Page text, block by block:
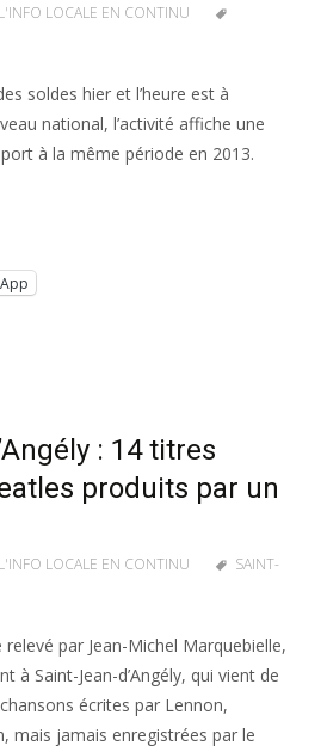
L'INFO LOCALE EN CONTINU
soldes hier et l’heure est à
national, l’activité affiche une
à la même période en 2013.
: 14 titres
produits par un
L'INFO LOCALE EN CONTINU
SAINT-
relevé par Jean-Michel Marquebielle,
à Saint-Jean-d’Angély, qui vient de
écrites par Lennon,
mais jamais enregistrées par le